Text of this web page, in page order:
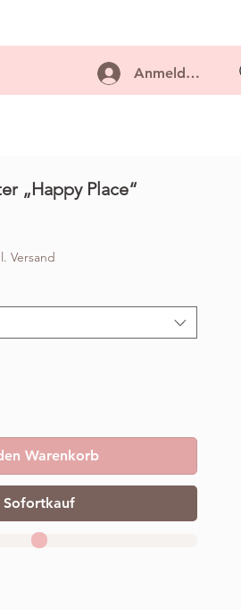
Anmelden...
„Happy Place“
Versand
Warenkorb
Sofortkauf